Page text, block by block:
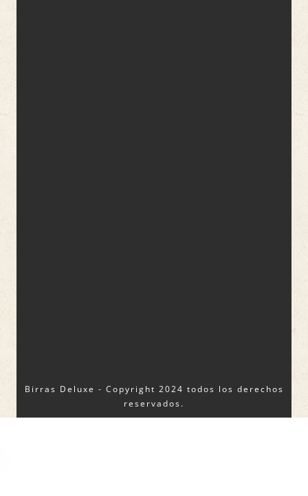
Birras Deluxe - Copyright 2024 todos los derechos
reservados.